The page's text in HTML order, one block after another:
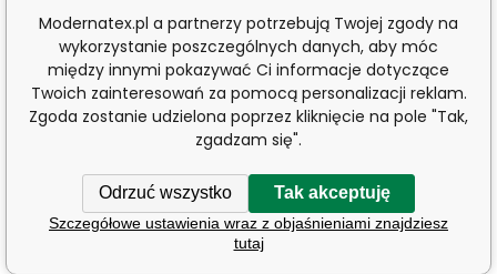
Modernatex.pl a partnerzy potrzebują Twojej zgody na
wykorzystanie poszczególnych danych, aby móc
między innymi pokazywać Ci informacje dotyczące
Twoich zainteresowań za pomocą personalizacji reklam.
Zgoda zostanie udzielona poprzez kliknięcie na pole "Tak,
zgadzam się".
Odrzuć wszystko Tak akceptuję
Szczegółowe ustawienia wraz z objaśnieniami znajdziesz
tutaj